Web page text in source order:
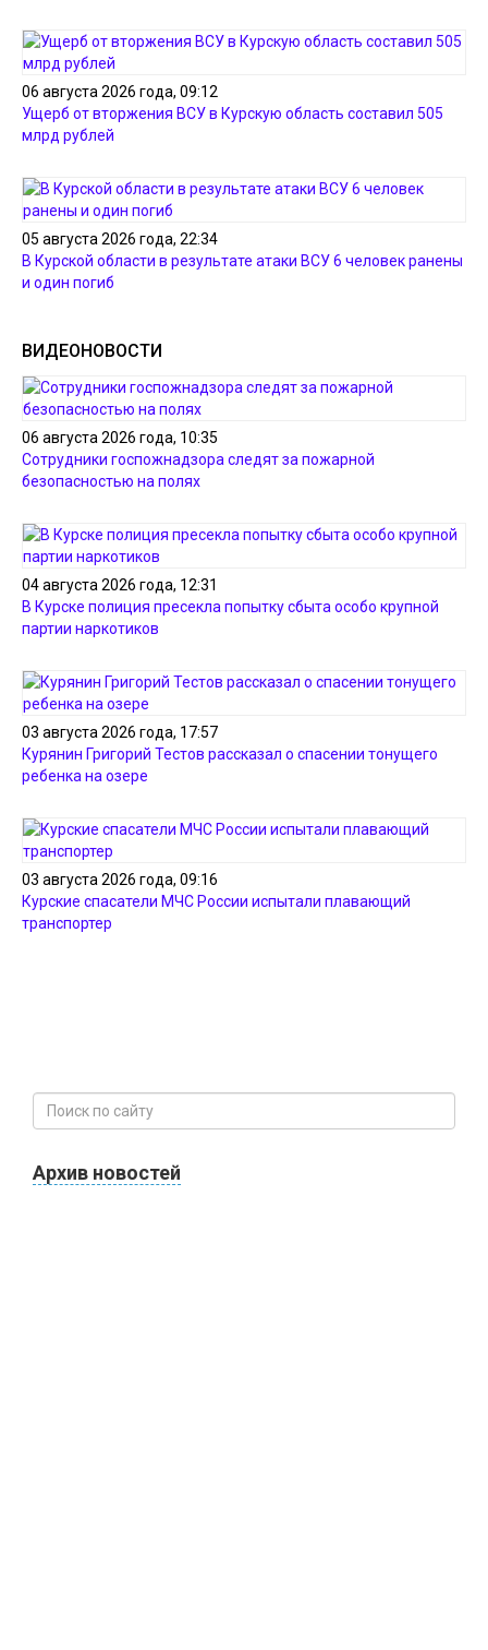
06 августа 2026 года, 09:12
Ущерб от вторжения ВСУ в Курскую область составил 505
млрд рублей
05 августа 2026 года, 22:34
В Курской области в результате атаки ВСУ 6 человек ранены
и один погиб
ВИДЕОНОВОСТИ
06 августа 2026 года, 10:35
Сотрудники госпожнадзора следят за пожарной
безопасностью на полях
04 августа 2026 года, 12:31
В Курске полиция пресекла попытку сбыта особо крупной
партии наркотиков
03 августа 2026 года, 17:57
Курянин Григорий Тестов рассказал о спасении тонущего
ребенка на озере
03 августа 2026 года, 09:16
Курские спасатели МЧС России испытали плавающий
транспортер
Архив новостей